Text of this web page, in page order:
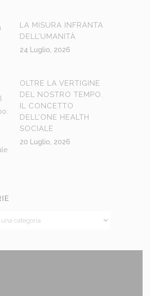
LA MISURA INFRANTA
DELL’UMANITÀ
24 Luglio, 2026
OLTRE LA VERTIGINE
DEL NOSTRO TEMPO.
IL CONCETTO
DELL’ONE HEALTH
SOCIALE
20 Luglio, 2026